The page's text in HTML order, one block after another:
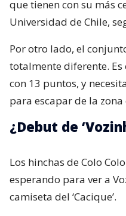
que tienen con su más
Universidad de Chile,
Por otro lado, el
totalmente diferente.
con 13 puntos, y
para escapar de la
¿Debut de
Los hinchas de Colo
esperando para ver a
camiseta del ‘Cacique’.